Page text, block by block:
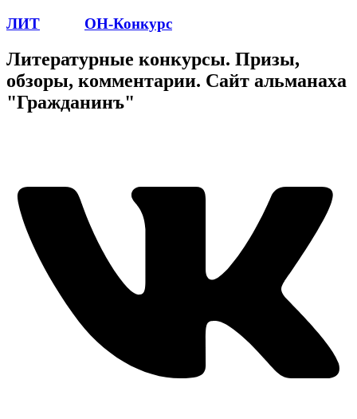
ЛИТ ОН-Конкурс
Литературные конкурсы. Призы,
обзоры, комментарии. Сайт альманаха
"Гражданинъ"